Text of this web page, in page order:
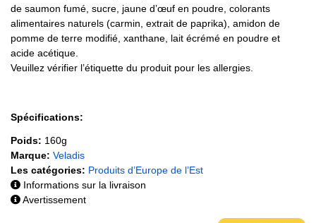
de saumon fumé, sucre, jaune d’œuf en poudre, colorants
alimentaires naturels (carmin, extrait de paprika), amidon de
pomme de terre modifié, xanthane, lait écrémé en poudre et
acide acétique.
Veuillez vérifier l’étiquette du produit pour les allergies.
Spécifications:
Poids: 160g
Marque: Veladis
Les catégories: Produits d’Europe de l’Est
Informations sur la livraison
Avertissement